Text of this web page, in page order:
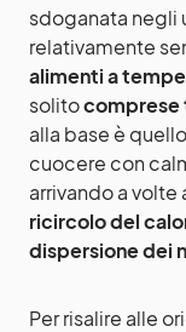
sdoganata negli
relativamente
alimenti a
solitocomprese
alla base è
cuocere con
arrivando a volte
ricircolo del
dispersione dei
Per risalire alle